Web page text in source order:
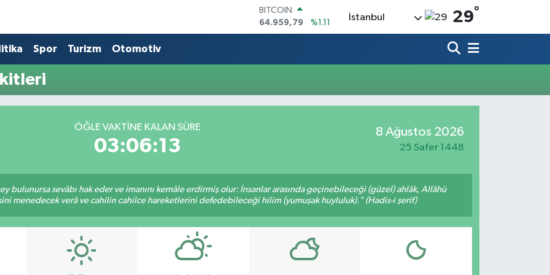
BITCOIN
64.959,79
%1.11
DOLAR
64,4811
%0.38
İstanbul 29°
Spor Turizm Otomotiv
ÖĞLE VAKTINE KALAN SÜRE
03:06:13
8 Ağustos 2026
25 Safer 1448
bulunursa sevâbı hak eder ve imanını kemâle erdirmiş olur: İnsanlar arasında geçinebileceği (güzel) ahlâk, Allâhü
menedecek verâ ve cahilin cahilce hareketlerini defedebileceği hilim (yumuşak huyluluk)." (Hadis-i şerif)